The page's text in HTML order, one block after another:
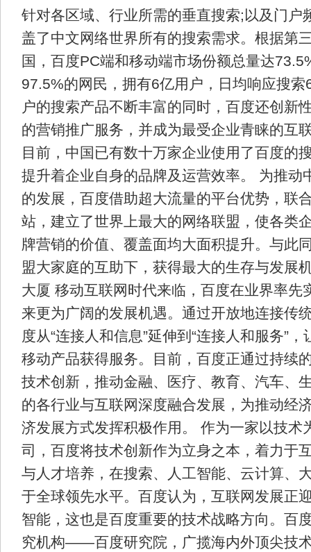
针对各区域、行业所需的垂直搜索;以及门户
盖了中文网络世界所有的搜索需求。根据第
国，百度PC端和移动端市场份额总量达
97.5%的网民，拥有6亿用户，日均响应搜
户的搜索产品不断丰富的同时，百度还创新
的营销推广服务，并成为最受企业青睐的互
目前，中国已有数十万家企业使用了百度的
提升着企业自身的品牌及运营效率。 为推动
的发展，百度借助超大流量的平台优势，联
站，建立了世界上最大的网络联盟，使各类
牌营销的价值、覆盖面均大面积提升。与此
盟大家庭的互助下，获得最大的生存与发展
大厦 移动互联网时代来临，百度在业界率先
来更为广阔的发展机遇。通过开放地连接传
度从“连接人和信息”延伸到“连接人和服务”
移动产品获得服务。目前，百度正通过持续
技术创新，推动金融、医疗、教育、汽车、
的各行业与互联网深度融合发展，为推动经
济发展方式发挥积极作用。 作为一家以技术
司，百度将技术创新作为立身之本，着力于
与人才培养，在搜索、人工智能、云计算、
于全球领先水平。百度认为，互联网发展
智能，这也是百度重要的技术战略方向。百
究机构——百度研究院，广揽海内外顶尖技